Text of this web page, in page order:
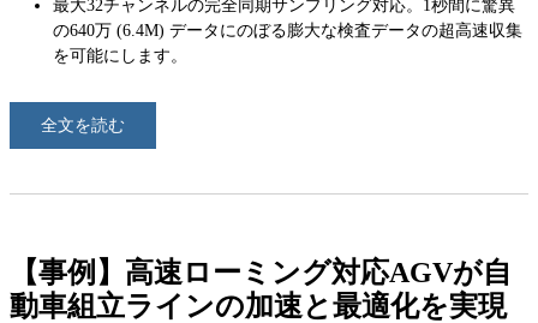
最大32チャンネルの完全同期サンプリング対応。1秒間に驚異
の640万 (6.4M) データにのぼる膨大な検査データの超高速収集
を可能にします。
全文を読む
【事例】高速ローミング対応AGVが自
動車組立ラインの加速と最適化を実現